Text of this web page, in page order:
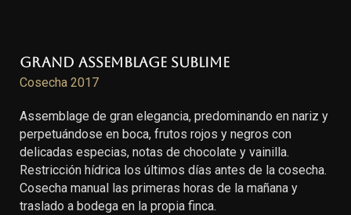
Grand Assemblage Sublime
Cosecha 2017
Assemblage de gran elegancia, predominando en nariz y
perpetuándose en boca, frutos rojos y negros con
delicadas especias, notas de chocolate y vainilla.
Restricción hídrica los últimos días antes de la cosecha.
Cosecha manual las primeras horas de la mañana y
traslado a bodega en la propia finca.